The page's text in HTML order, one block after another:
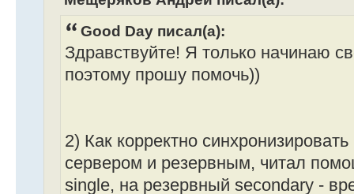
Good Day писал(а):
Здравствуйте! Я только начинаю
поэтому прошу помочь))
2) Как корректно
сервером и резервным, читал
single, на резервный secondary -